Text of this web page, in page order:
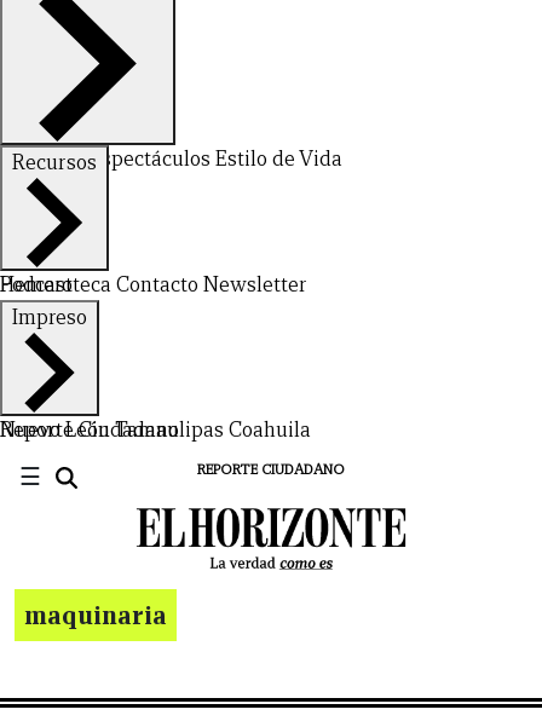
DeportesEspectáculos Estilo de Vida
Recursos
Hemeroteca Contacto Newsletter
Podcast
Impreso
Nuevo LeónTamaulipas Coahuila
Reporte Ciudadano
☰ REPORTE CIUDADANO
maquinaria